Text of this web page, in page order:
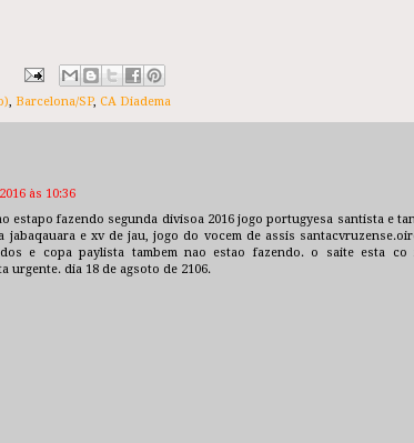
, Barcelona/SP, CA Diadema
às 10:36
estapo fazendo segunda divisoa 2016 jogo portugyesa santista e
jabaqauara e xv de jau, jogo do vocem de assis
e copa paylista tambem nao estao fazendo. o saite esta co
urgente. dia 18 de agsoto de 2106.